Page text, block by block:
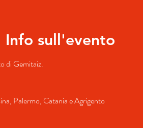
Info sull'evento
di Gemitaiz.
Palermo, Catania e Agrigento